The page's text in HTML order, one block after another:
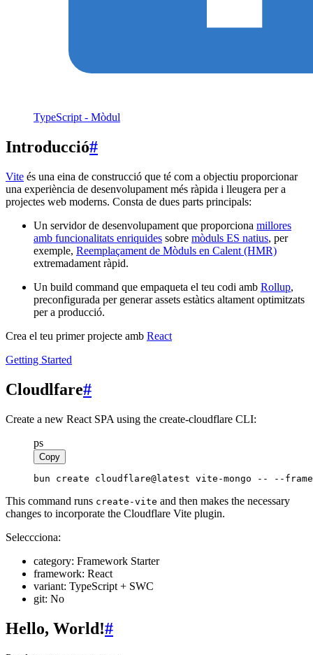
TypeScript - Mòdul
Introducció#
Vite és una eina de construcció que té com a objectiu proporcionar
una experiència de desenvolupament més ràpida i lleugera per a
projectes web moderns. Consta de dues parts principals:
Un servidor de desenvolupament que proporciona millores
amb funcionalitats enriquides sobre mòduls ES natius, per
exemple, Reemplaçament de Mòduls en Calent (HMR)
extremadament ràpid.
Un build command que empaqueta el teu codi amb Rollup,
preconfigurada per generar assets estàtics altament optimitzats
per a producció.
Crea el teu primer projecte amb React
Getting Started
Cloudlfare#
Create a new React SPA using the create-cloudflare CLI:
ps
Copy
bun create cloudflare@latest vite-mongo -- --
This command runs create-vite and then makes the necessary
changes to incorporate the Cloudflare Vite plugin.
Seleccciona:
category: Framework Starter
framework: React
variant: TypeScript + SWC
git: No
Hello, World!#